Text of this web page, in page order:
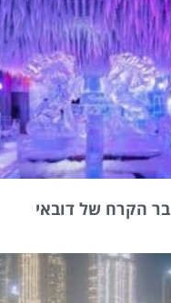
בר הקרח של דובאי